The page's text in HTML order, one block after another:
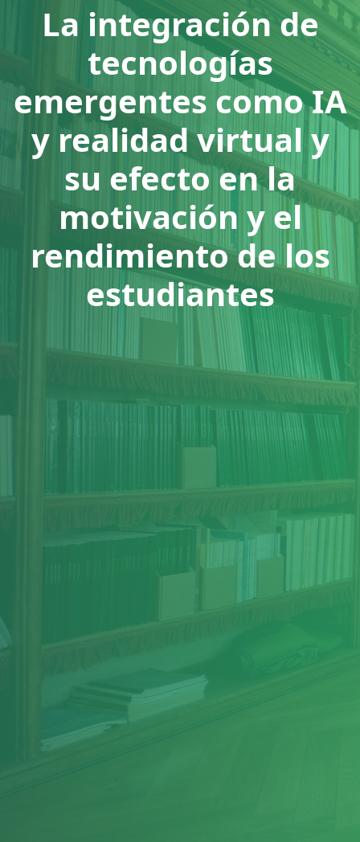
La integración de
tecnologías
emergentes como IA
y realidad virtual y
su efecto en la
motivación y el
rendimiento de los
estudiantes